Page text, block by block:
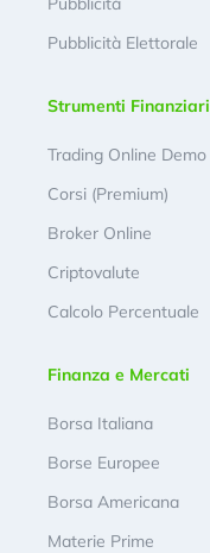
Pubblicità Elettorale
Strumenti Finanziari
Trading Online Demo
Corsi (Premium)
Broker Online
Criptovalute
Calcolo Percentuale
Finanza e Mercati
Borsa Italiana
Borse Europee
Borsa Americana
Materie Prime